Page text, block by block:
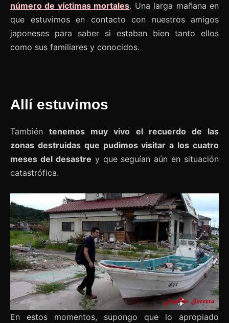
número de víctimas mortales. Una larga mañana en
que estuvimos en contacto con nuestros amigos
japoneses para saber si estaban bien tanto ellos
como sus familiares y conocidos.
Allí estuvimos
Tambiéntenemos muy vivo el recuerdo de las
zonas destruidas que pudimos visitar a los cuatro
meses del desastre y que seguían aún en situación
catastrófica.
En estos momentos, supongo que lo apropiado